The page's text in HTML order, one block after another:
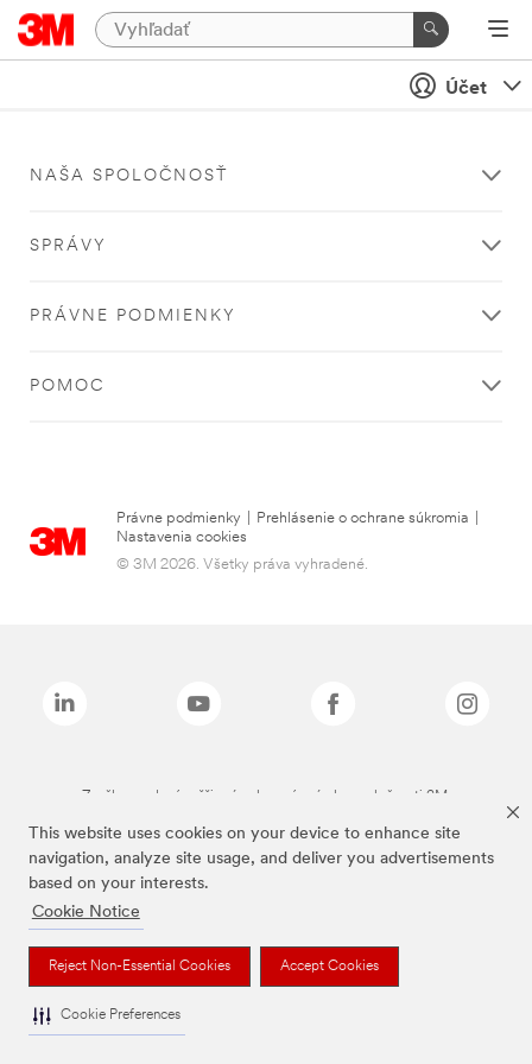
This website uses cookies on your device to enhance site
navigation, analyze site usage, and deliver you advertisements
based on your interests.
Cookie Notice
Reject Non-Essential Cookies Accept Cookies
Cookie Preferences
Účet
NAŠA SPOLOČNOSŤ
SPRÁVY
PRÁVNE PODMIENKY
POMOC
Právne podmienky Prehlásenie o ochrane súkromia
Nastavenia cookies
© 3M 2026. Všetky práva vyhradené.
Značky uvedené vyššie sú ochranné známky spoločnosti 3M.